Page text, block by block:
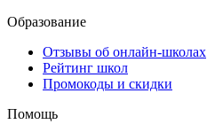
Образование
Отзывы об онлайн-школах
Рейтинг школ
Промокоды и скидки
Помощь